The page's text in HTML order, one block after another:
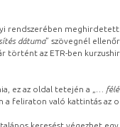
rendszerében
dátuma” szövegnél
történt az ETR-ben
ez az oldal tetején a „
…
a feliraton való kattintás az